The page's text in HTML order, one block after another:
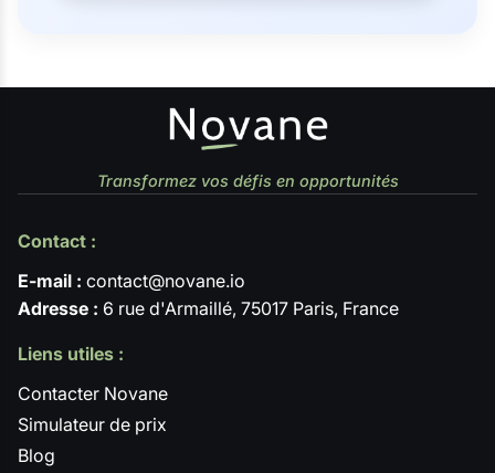
Transformez vos défis en opportunités
Contact :
E-mail : contact@novane.io
Adresse : 6 rue d'Armaillé, 75017 Paris, France
Liens utiles :
Contacter Novane
Simulateur de prix
Blog